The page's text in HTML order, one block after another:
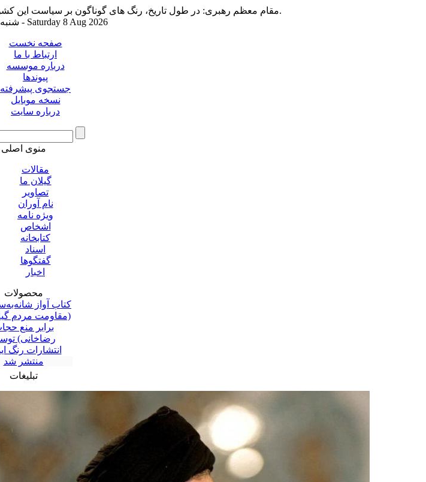
مقام معظم رهبری: در طول تاریخ، رنگ های گوناگون بر سیاست این کشور پهناور سایه افکند؛ اما رنگ ثابت مردم گیلان، رنگ ایمان بود.
شنبه ۱۷ مرداد ۱۴۰۵ - Saturday 8 Aug 2026
صفحه نخست
ارتباط با ما
درباره موسسه
پیوندها
جستجوی پیشرفته
نسخه موبایل
درباره سایت
منوی اصلی
مقالات
گیلان ما
تصاویر
نام آوران
ویژه نامه
اشخاص
کتابخانه
اسناد
گفتگوها
اخبار
محصولات
تبلیغات